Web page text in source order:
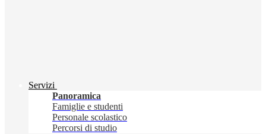
Servizi
Panoramica
Famiglie e studenti
Personale scolastico
Percorsi di studio